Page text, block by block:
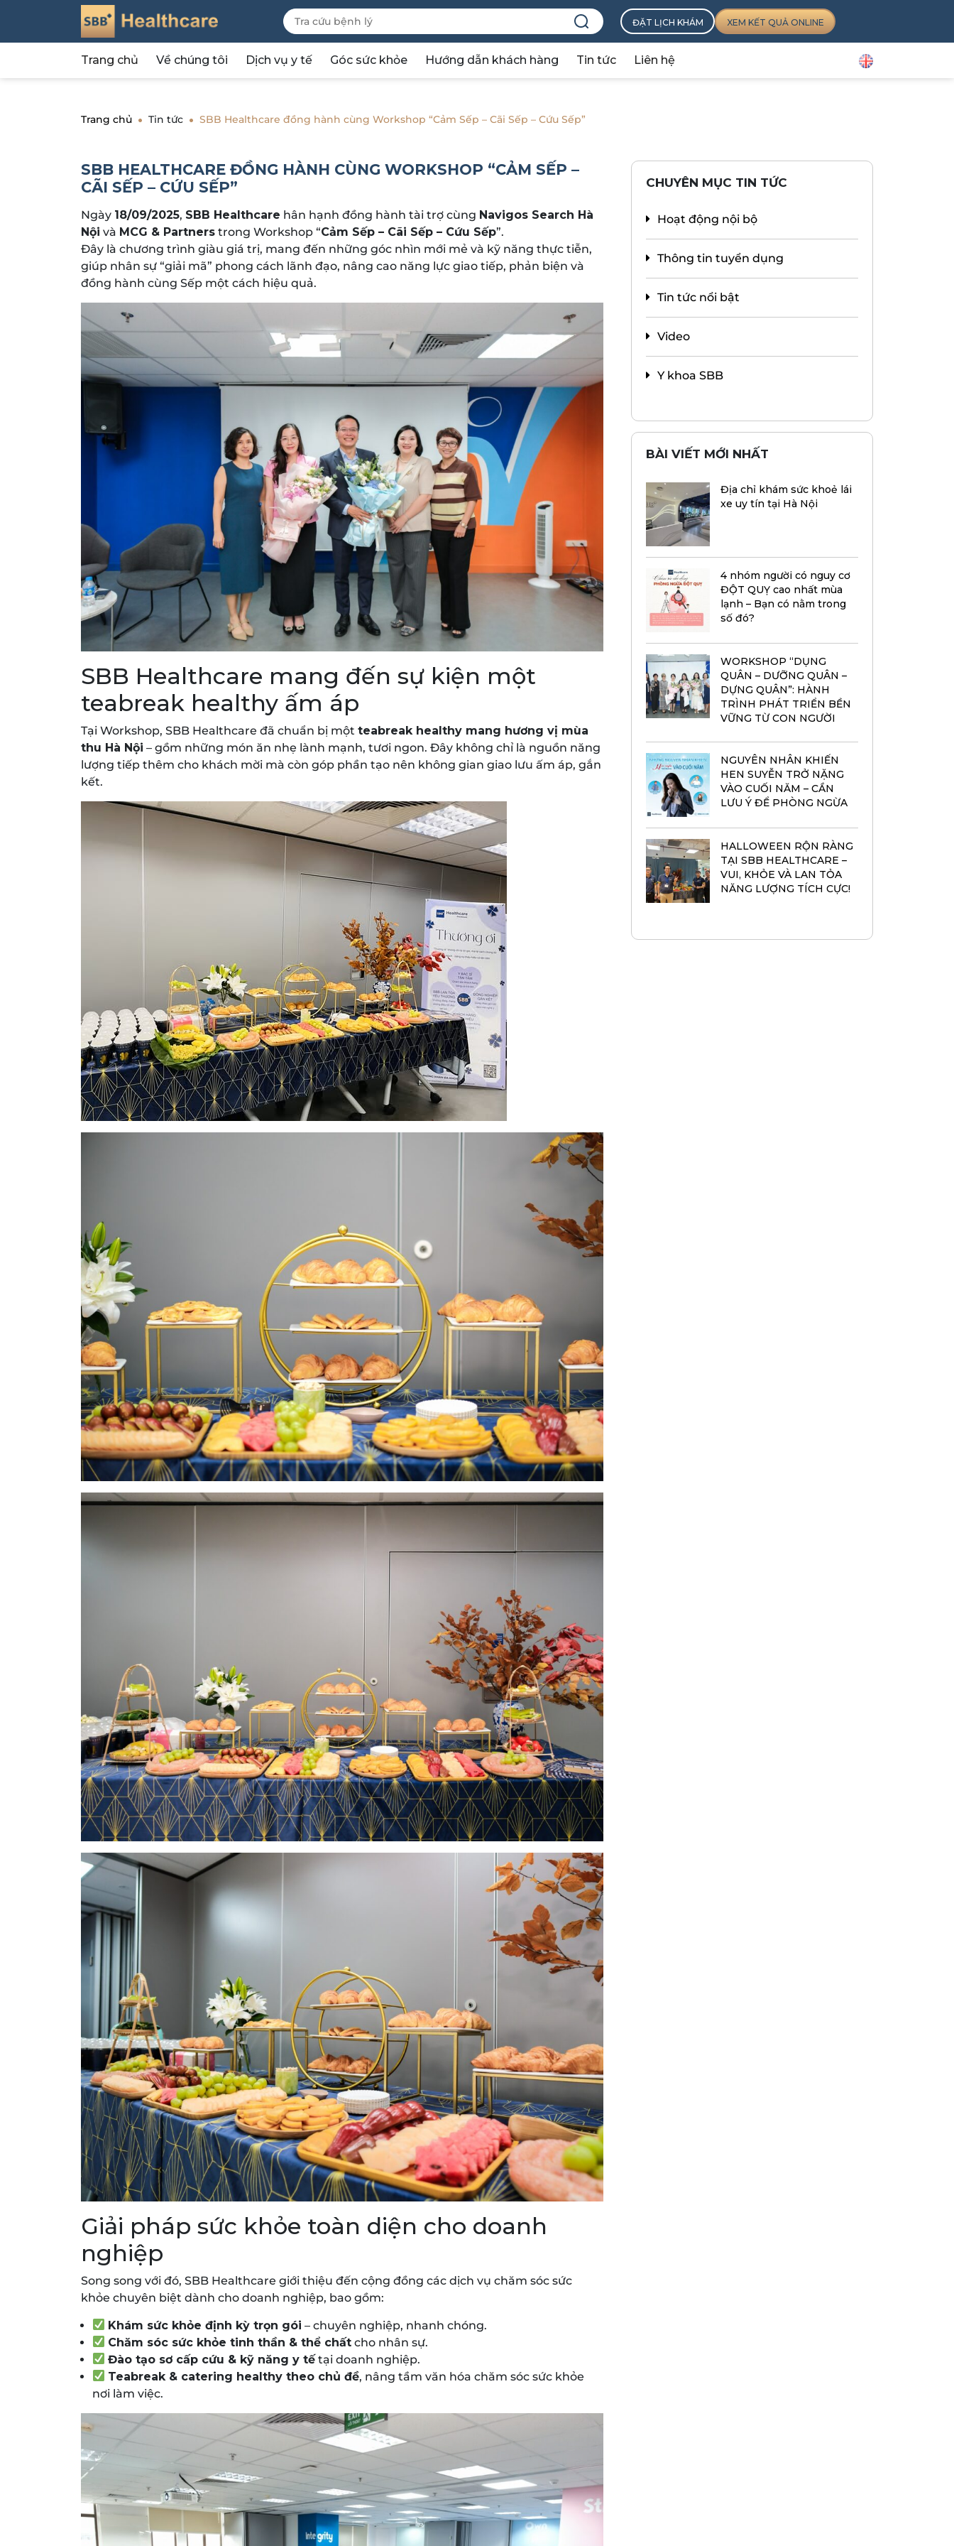
ĐẶT LỊCH KHÁM XEM KẾT QUẢ ONLINE
Trang chủ Về chúng tôi Dịch vụ y tế Góc sức khỏe Hướng dẫn khách hàng Tin tức Liên hệ
Trang chủ Tin tức SBB Healthcare đồng hành cùng Workshop “Cảm Sếp – Cãi Sếp – Cứu Sếp”
SBB HEALTHCARE ĐỒNG HÀNH CÙNG WORKSHOP “CẢM SẾP –
CÃI SẾP – CỨU SẾP”
Ngày 18/09/2025, SBB Healthcare hân hạnh đồng hành tài trợ cùng Navigos Search Hà
Nội và MCG & Partners trong Workshop “Cảm Sếp – Cãi Sếp – Cứu Sếp”.
Đây là chương trình giàu giá trị, mang đến những góc nhìn mới mẻ và kỹ năng thực tiễn,
giúp nhân sự “giải mã” phong cách lãnh đạo, nâng cao năng lực giao tiếp, phản biện và
đồng hành cùng Sếp một cách hiệu quả.
SBB Healthcare mang đến sự kiện một
teabreak healthy ấm áp
Tại Workshop, SBB Healthcare đã chuẩn bị một teabreak healthy mang hương vị mùa
thu Hà Nội – gồm những món ăn nhẹ lành mạnh, tươi ngon. Đây không chỉ là nguồn năng
lượng tiếp thêm cho khách mời mà còn góp phần tạo nên không gian giao lưu ấm áp, gắn
kết.
Giải pháp sức khỏe toàn diện cho doanh
nghiệp
Song song với đó, SBB Healthcare giới thiệu đến cộng đồng các dịch vụ chăm sóc sức
khỏe chuyên biệt dành cho doanh nghiệp, bao gồm:
Khám sức khỏe định kỳ trọn gói – chuyên nghiệp, nhanh chóng.
Chăm sóc sức khỏe tinh thần & thể chất cho nhân sự.
Đào tạo sơ cấp cứu & kỹ năng y tếtại doanh nghiệp.
Teabreak & catering healthy theo chủ đề, nâng tầm văn hóa chăm sóc sức khỏe
nơi làm việc.
CHUYÊN MỤC TIN TỨC
Hoạt động nội bộ
Thông tin tuyển dụng
Tin tức nổi bật
Video
Y khoa SBB
BÀI VIẾT MỚI NHẤT
Địa chỉ khám sức khoẻ lái
xe uy tín tại Hà Nội
4 nhóm người có nguy cơ
ĐỘT QUỴ cao nhất mùa
lạnh – Bạn có nằm trong
số đó?
WORKSHOP “DỤNG
QUÂN – DƯỠNG QUÂN –
DỰNG QUÂN”: HÀNH
TRÌNH PHÁT TRIỂN BỀN
VỮNG TỪ CON NGƯỜI
NGUYÊN NHÂN KHIẾN
HEN SUYỄN TRỞ NẶNG
VÀO CUỐI NĂM – CẦN
LƯU Ý ĐỂ PHÒNG NGỪA
HALLOWEEN RỘN RÀNG
TẠI SBB HEALTHCARE –
VUI, KHỎE VÀ LAN TỎA
NĂNG LƯỢNG TÍCH CỰC!